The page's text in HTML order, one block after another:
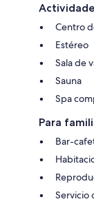
Centro
Estéreo
Sala de
Sauna
Spa
Para
Bar-
Servicio